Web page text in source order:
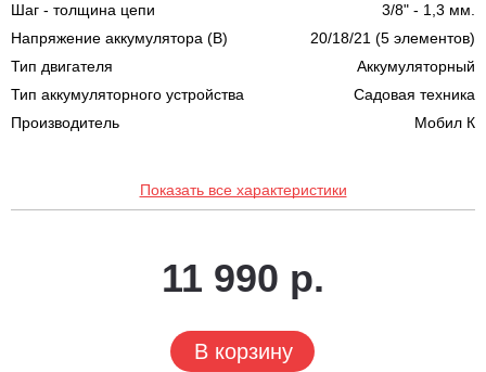
Шаг - толщина цепи
3/8" - 1,3 мм.
Напряжение аккумулятора (В)
20/18/21 (5 элементов)
Тип двигателя
Аккумуляторный
Тип аккумуляторного устройства
Садовая техника
Производитель
Мобил К
Показать все характеристики
11 990 р.
В корзину